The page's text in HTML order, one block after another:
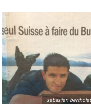
sebastien bertholet